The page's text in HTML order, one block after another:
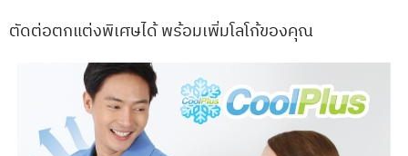
ตัดต่อตกแต่งพิเศษได้ พร้อมเพิ่มโลโก้ของคุณ